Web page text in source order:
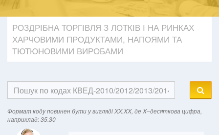
РОЗДРІБНА ТОРГІВЛЯ З ЛОТКІВ І НА РИНКАХ
ХАРЧОВИМИ ПРОДУКТАМИ, НАПОЯМИ ТА
ТЮТЮНОВИМИ ВИРОБАМИ
Формат кодy повинен бути у вигляді XX.XX, де X–десяткова цифра,
наприклад: 35.30